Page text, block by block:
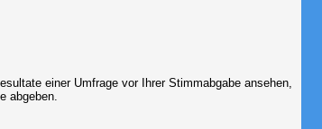
einer Umfrage vor Ihrer Stimmabgabe ansehen,
abgeben.